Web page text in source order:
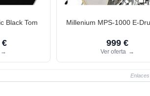
Black Tom
€
→
Millenium MPS-1000 E-
999 €
Ver oferta →